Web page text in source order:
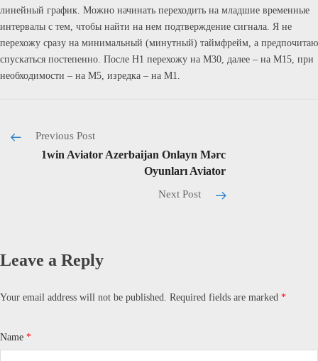
линейный график. Можно начинать переходить на младшие временные
интервалы с тем, чтобы найти на нем подтверждение сигнала. Я не
перехожу сразу на минимальный (минутный) таймфрейм, а предпочитаю
спускаться постепенно. После Н1 перехожу на М30, далее – на М15, при
необходимости – на М5, изредка – на М1.
Previous Post
1win Aviator Azerbaijan Onlayn Mərc
Oyunları Aviator
Next Post
Leave a Reply
Your email address will not be published. Required fields are marked *
Name *